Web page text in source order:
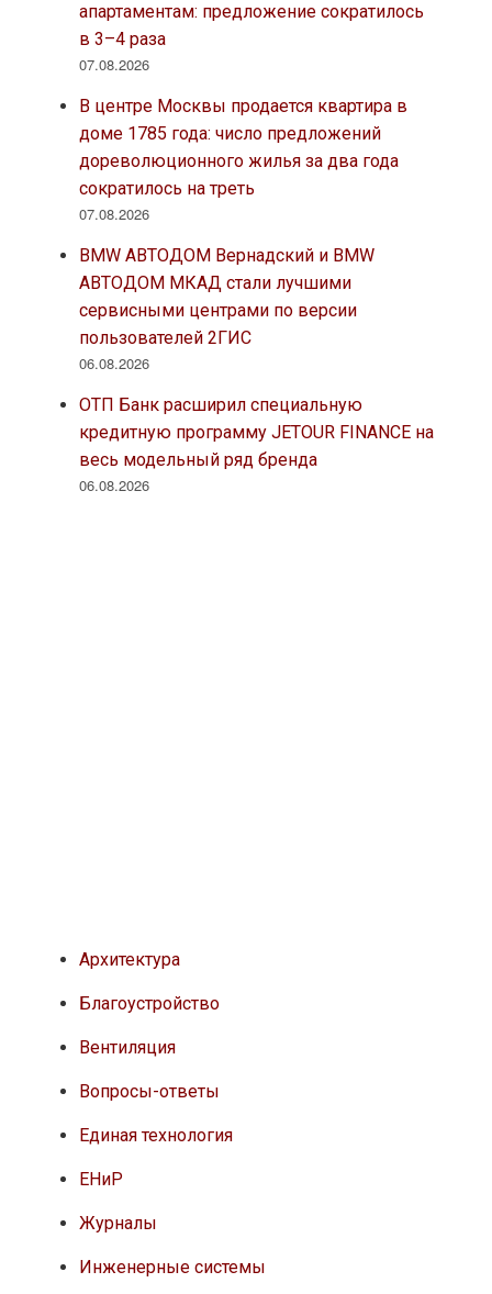
апартаментам: предложение сократилось
в 3–4 раза
07.08.2026
В центре Москвы продается квартира в
доме 1785 года: число предложений
дореволюционного жилья за два года
сократилось на треть
07.08.2026
BMW АВТОДОМ Вернадский и BMW
АВТОДОМ МКАД стали лучшими
сервисными центрами по версии
пользователей 2ГИС
06.08.2026
ОТП Банк расширил специальную
кредитную программу JETOUR FINANCE на
весь модельный ряд бренда
06.08.2026
Архитектура
Благоустройство
Вентиляция
Вопросы-ответы
Единая технология
ЕНиР
Журналы
Инженерные системы